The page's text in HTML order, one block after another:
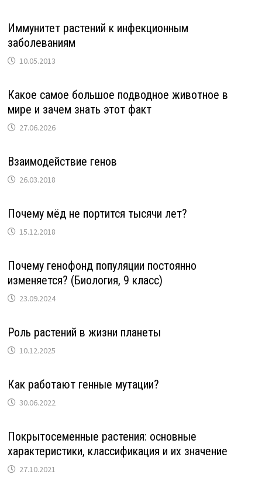
Иммунитет растений к инфекционным
заболеваниям
10.05.2013
Какое самое большое подводное животное в
мире и зачем знать этот факт
27.06.2026
Взаимодействие генов
26.03.2018
Почему мёд не портится тысячи лет?
15.12.2018
Почему генофонд популяции постоянно
изменяется? (Биология, 9 класс)
23.09.2024
Роль растений в жизни планеты
10.12.2025
Как работают генные мутации?
30.06.2022
Покрытосеменные растения: основные
характеристики, классификация и их значение
27.10.2021